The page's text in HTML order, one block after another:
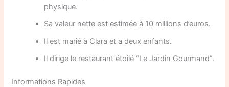
physique.
Sa valeur nette est estimée à 10 millions d’euros.
Il est marié à Clara et a deux enfants.
Il dirige le restaurant étoilé “Le Jardin Gourmand”.
Informations Rapides